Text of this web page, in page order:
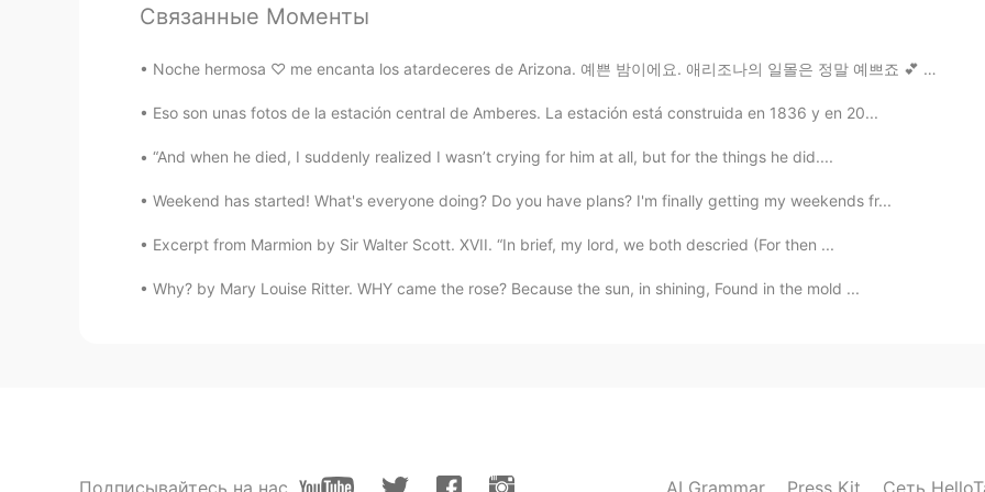
爱吃香菜
表情包？拿来吧你！！👀👀👀👀👀👀👀👀👀👀👀👀👀👀👀👀👀👀👀👀👀👀👀👀👀👀👀👀👀👀👀👀
👀👀👀👀👀👀👀👀👀👀👀👀👀👀👀👀👀👀👀👀👀👀👀👀👀👀👀👀👀👀👀👀👀👀👀👀👀👀👀👀👀👀
👀👀👀👀👀👀👀👀👀👀👀👀👀👀👀👀👀👀👀👀👀👀👀👀👀👀👀
CN EN
Are you American?
Связанные Моменты
Noche hermosa ♡ me encanta los atardeceres de Arizona. 예쁜 밤이에요. 애리조나의 일몰은 정말 예쁘죠 💕 *odio la...
Eso son unas fotos de la estación central de Amberes. La estación está construida en 1836 y en 20...
“And when he died, I suddenly realized I wasn’t crying for him at all, but for the things he did....
Weekend has started! What's everyone doing? Do you have plans? I'm finally getting my weekends fr...
Excerpt from Marmion by Sir Walter Scott. XVII. “In brief, my lord, we both descried (For then ...
Why? by Mary Louise Ritter. WHY came the rose? Because the sun, in shining, Found in the mold ...
Подписывайтесь на нас AI Grammar Press Kit Сеть